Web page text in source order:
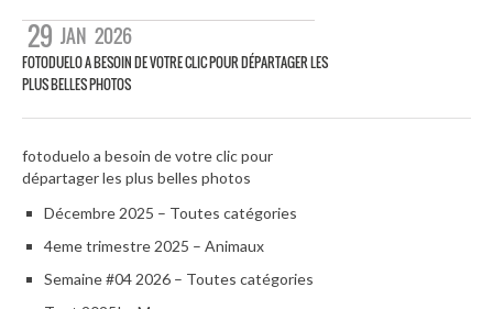
29 JAN 2026
FOTODUELO A BESOIN DE VOTRE CLIC POUR DÉPARTAGER LES
PLUS BELLES PHOTOS
fotoduelo a besoin de votre clic pour
départager les plus belles photos
Décembre 2025 – Toutes catégories
4eme trimestre 2025 – Animaux
Semaine #04 2026 – Toutes catégories